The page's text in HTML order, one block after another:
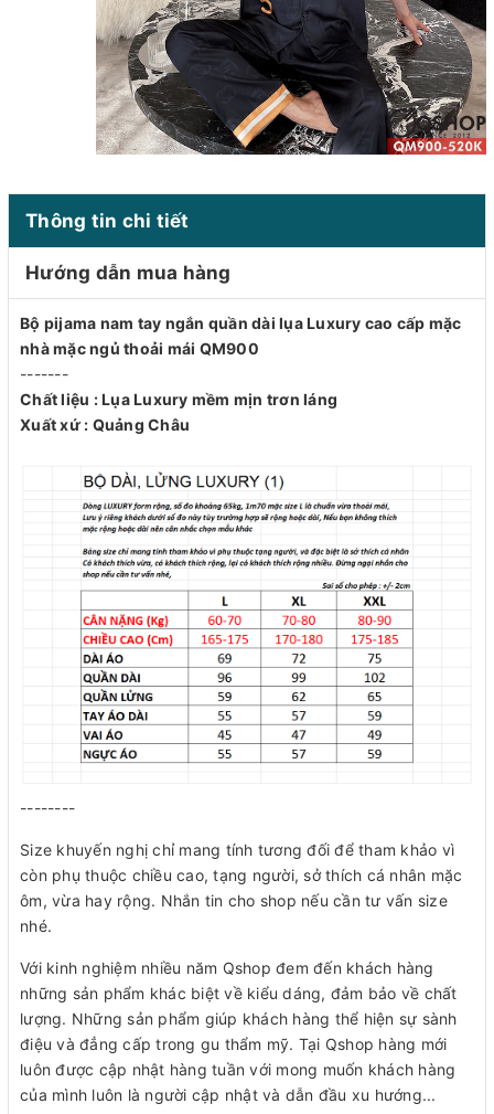
Thông tin chi tiết
Hướng dẫn mua hàng
Bộ pijama nam tay ngắn quần dài lụa Luxury cao cấp mặc
nhà mặc ngủ thoải mái QM900
-------
Chất liệu : Lụa Luxury mềm mịn trơn láng
Xuất xứ : Quảng Châu
--------
Size khuyến nghị chỉ mang tính tương đối để tham khảo vì
còn phụ thuộc chiều cao, tạng người, sở thích cá nhân mặc
ôm, vừa hay rộng. Nhắn tin cho shop nếu cần tư vấn size
nhé.
Với kinh nghiệm nhiều năm Qshop đem đến khách hàng
những sản phẩm khác biệt về kiểu dáng, đảm bảo về chất
lượng. Những sản phẩm giúp khách hàng thể hiện sự sành
điệu và đẳng cấp trong gu thẩm mỹ. Tại Qshop hàng mới
luôn được cập nhật hàng tuần với mong muốn khách hàng
của mình luôn là người cập nhật và dẫn đầu xu hướng...